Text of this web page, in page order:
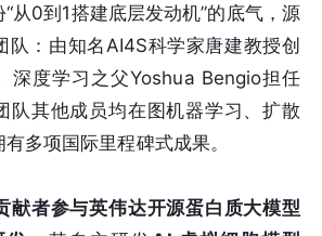
从0到1搭建底层发动机”的底气，源
队：由知名AI4S科学家唐建教授创
深度学习之父Yoshua Bengio担任
队其他成员均在图机器学习、扩散
多项国际里程碑式成果。
献者参与英伟达开源蛋白质大模型